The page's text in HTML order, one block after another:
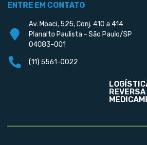
ENTRE EM CONTATO
Av. Moaci, 525, Conj. 410 a 414
Planalto Paulista - São Paulo/SP
04083-001
(11) 5561-0022
REVERSA